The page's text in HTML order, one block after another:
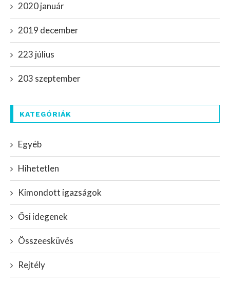
2020 január
2019 december
223 július
203 szeptember
KATEGÓRIÁK
Egyéb
Hihetetlen
Kimondott igazságok
Ősi idegenek
Összeesküvés
Rejtély